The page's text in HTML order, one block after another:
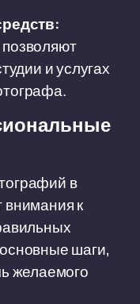
и услугах
в
внимания к
шаги,
желаемого